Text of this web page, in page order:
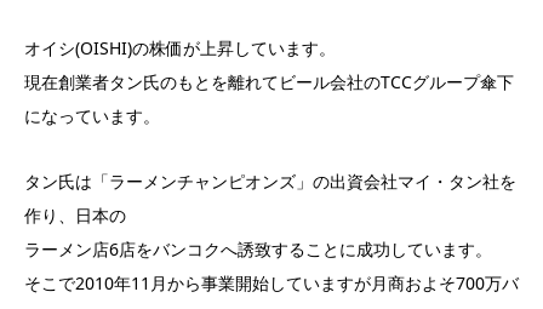
オイシ(OISHI)の株価が上昇しています。
現在創業者タン氏のもとを離れてビール会社のTCCグループ傘下
になっています。
タン氏は「ラーメンチャンピオンズ」の出資会社マイ・タン社を
作り、日本の
ラーメン店6店をバンコクへ誘致することに成功しています。
そこで2010年11月から事業開始していますが月商およそ700万バ